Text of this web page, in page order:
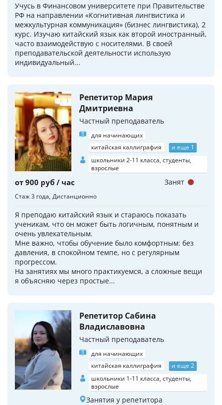
Учусь в Финансовом университете при Правительстве
РФ на направлении «Когнитивная лингвистика и
межкультурная коммуникация» (бизнес лингвистика), 2
курс. Изучаю китайский язык как второй иностранный,
часто взаимодействую с носителями. В своей
преподавательской деятельности использую
индивидуальный...
Репетитор Мария
Дмитриевна
Частный преподаватель
для начинающих
китайская каллиграфия
и еще 1
школьники 2-11 класса, студенты,
взрослые
от 900 руб / час
Стаж 3 года Дистанционно
Я преподаю китайский язык и стараюсь показать
ученикам, что он может быть логичным, понятным и
очень увлекательным.
Мне важно, чтобы обучение было комфортным: без
давления, в спокойном темпе, но с регулярным
прогрессом.
На занятиях мы много практикуемся, а сложные вещи
я объясняю через простые...
Занят
Репетитор Сабина
Владиславовна
Частный преподаватель
для начинающих
китайская каллиграфия
и еще 2
школьники 1-11 класса, студенты,
взрослые
Занятия у репетитора